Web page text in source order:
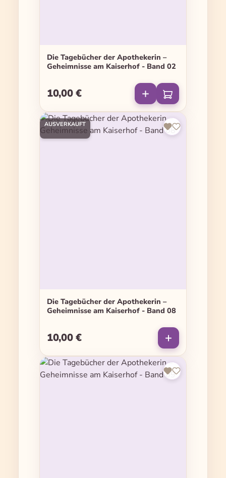
Die Tagebücher der Apothekerin –
Geheimnisse am Kaiserhof - Band 02
Regulärer Preis:
10,00 €
AUSVERKAUFT
Die Tagebücher der Apothekerin –
Geheimnisse am Kaiserhof - Band 08
Regulärer Preis:
10,00 €